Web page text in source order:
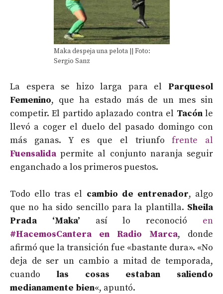
Maka despeja una pelota || Foto:
Sergio Sanz
La espera se hizo larga para el Parquesol
Femenino, que ha estado más de un mes sin
competir. El partido aplazado contra el Tacónle
llevó a coger el duelo del pasado domingo con
más ganas. Y es que el triunfofrente al
Fuensalida permite al conjunto naranja seguir
enganchado a los primeros puestos.
Todo ello tras el cambio de entrenador, algo
que no ha sido sencillo para la plantilla. Sheila
Prada ‘Maka’ así lo reconoció en
#HacemosCantera en Radio Marca, donde
afirmó que la transición fue «bastante dura». «No
deja de ser un cambio a mitad de temporada,
cuando las cosas estaban saliendo
medianamente bien«, apuntó.